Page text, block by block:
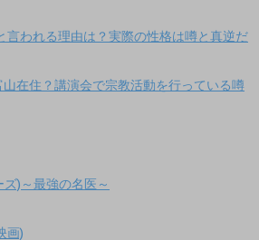
言われる理由は？実際の性格は噂と真逆だ
在住？講演会で宗教活動を行っている噂
)～最強の名医～
画)